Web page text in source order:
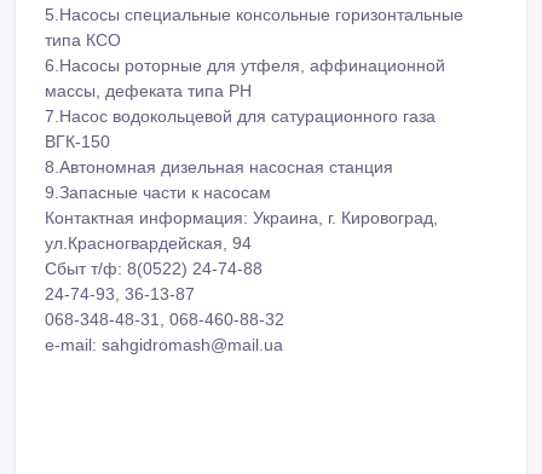
5.Насосы специальные консольные горизонтальные
типа КСО
6.Насосы роторные для утфеля, аффинационной
массы, дефеката типа РH
7.Насос водокольцевой для сатурационного газа
ВГК-150
8.Автономная дизельная насосная станция
9.Запасные части к насосам
Контактная информация: Украина, г. Кировоград,
ул.Красногвардейская, 94
Сбыт т/ф: 8(0522) 24-74-88
24-74-93, 36-13-87
068-348-48-31, 068-460-88-32
e-mail: sahgidromash@mail.ua